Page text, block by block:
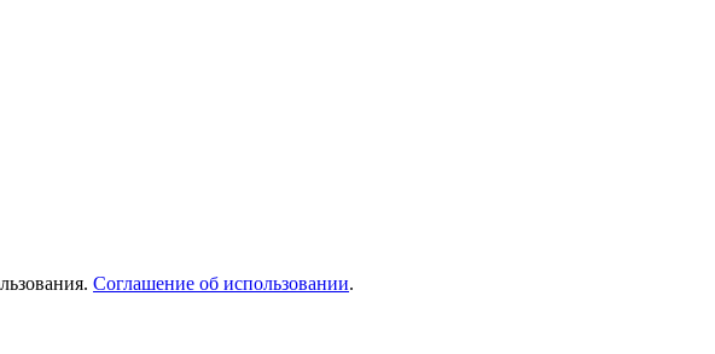
Соглашение об использовании.